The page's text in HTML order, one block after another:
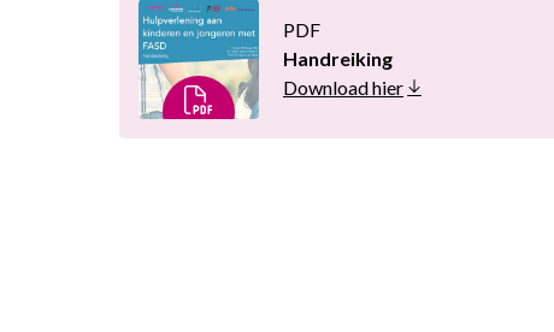
PDF
Handreiking
Download hier